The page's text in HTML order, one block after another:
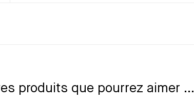
produits que pourrez aimer ...